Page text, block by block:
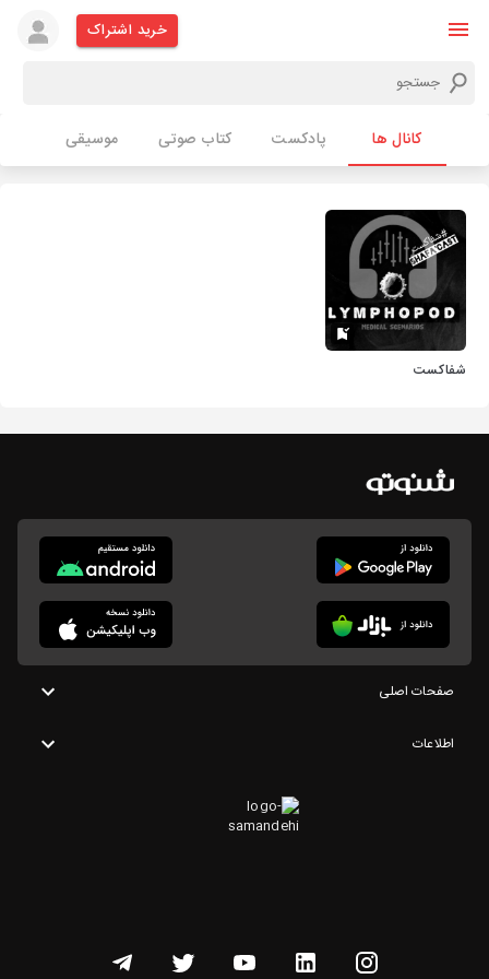
خرید اشتراک
کانال ها پادکست کتاب صوتی موسیقی
شفاکست
صفحات اصلی
اطلاعات